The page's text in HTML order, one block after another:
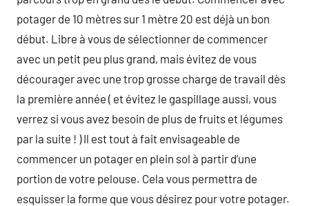
potager de 10 mètres sur 1 mètre 20 est déjà un bon
début. Libre à vous de sélectionner de commencer
avec un petit peu plus grand, mais évitez de vous
décourager avec une trop grosse charge de travail dès
la première année ( et évitez le gaspillage aussi, vous
verrez si vous avez besoin de plus de fruits et légumes
par la suite ! ) Il est tout à fait envisageable de
commencer un potager en plein sol à partir d’une
portion de votre pelouse. Cela vous permettra de
esquisser la forme que vous désirez pour votre potager.